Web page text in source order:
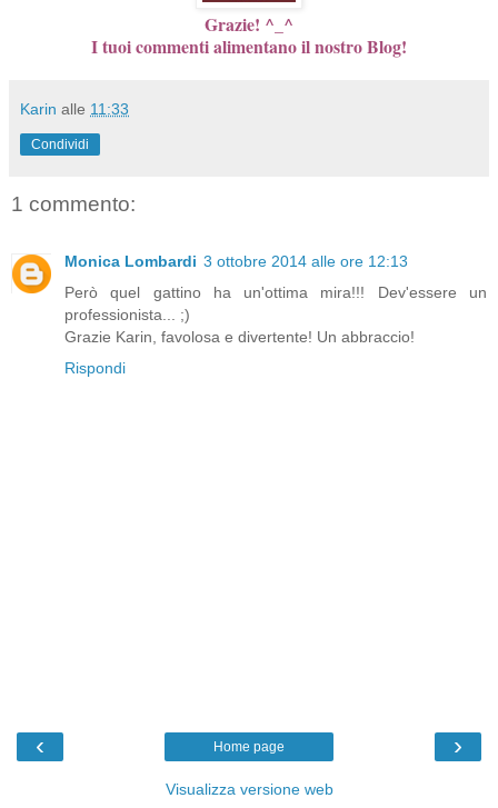
Grazie! ^_^
I tuoi commenti alimentano il nostro Blog!
Karin alle 11:33
Condividi
1 commento:
Monica Lombardi 3 ottobre 2014 alle ore 12:13
Però quel gattino ha un'ottima mira!!! Dev'essere un
professionista... ;)
Grazie Karin, favolosa e divertente! Un abbraccio!
Rispondi
‹ ›
Home page
Visualizza versione web